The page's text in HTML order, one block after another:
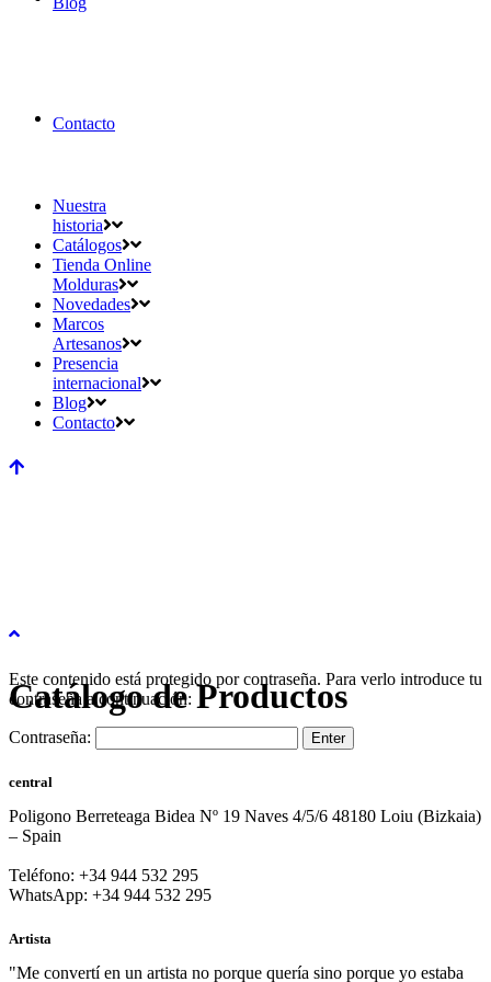
Contacto
Nuestra
historia
Catálogos
Tienda Online
Molduras
Novedades
Marcos
Artesanos
Presencia
internacional
Blog
Contacto
Catálogo de Productos
Este contenido está protegido por contraseña. Para verlo introduce tu
contraseña a continuación:
Contraseña:
central
Poligono Berreteaga Bidea Nº 19 Naves 4/5/6 48180 Loiu (Bizkaia)
– Spain
Teléfono: +34 944 532 295
WhatsApp: +34 944 532 295
Artista
"Me convertí en un artista no porque quería sino porque yo estaba